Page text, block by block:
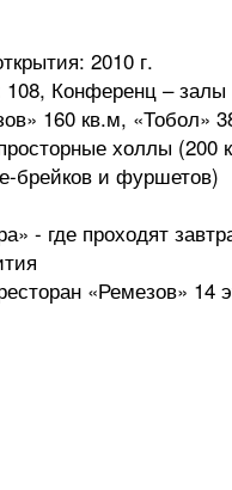
2010 г.
108, Конференц –
160 кв.м, «Тобол»
холлы (200
брейков и фуршетов)
- где проходят
«Ремезов» 14